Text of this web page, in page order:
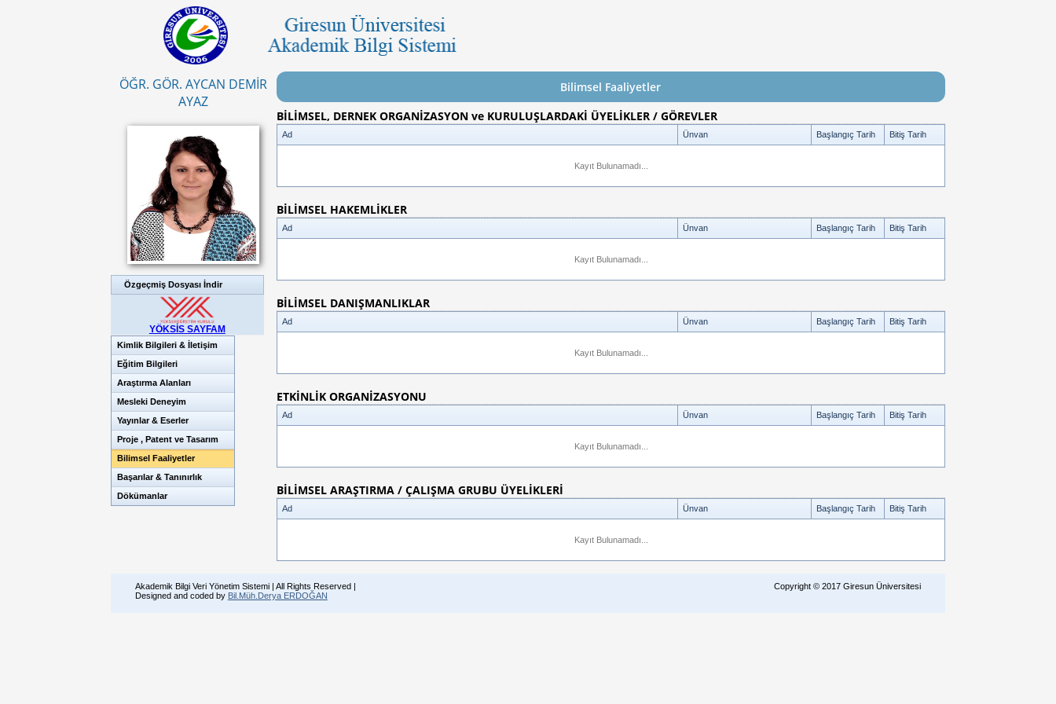
ÖĞR. GÖR. AYCAN DEMİR
AYAZ
Özgeçmiş Dosyası İndir
YÖKSİS SAYFAM
Kimlik Bilgileri & İletişim
Eğitim Bilgileri
Araştırma Alanları
Mesleki Deneyim
Yayınlar & Eserler
Proje , Patent ve Tasarım
Bilimsel Faaliyetler
Başarılar & Tanınırlık
Dökümanlar
Bilimsel Faaliyetler
BİLİMSEL, DERNEK ORGANİZASYON ve KURULUŞLARDAKİ ÜYELİKLER / GÖREVLER
Ad Ünvan Başlangıç Tarih Bitiş Tarih
Kayıt Bulunamadı...
BİLİMSEL HAKEMLİKLER
Ad Ünvan Başlangıç Tarih Bitiş Tarih
Kayıt Bulunamadı...
BİLİMSEL DANIŞMANLIKLAR
Ad Ünvan Başlangıç Tarih Bitiş Tarih
Kayıt Bulunamadı...
ETKİNLİK ORGANİZASYONU
Ad Ünvan Başlangıç Tarih Bitiş Tarih
Kayıt Bulunamadı...
BİLİMSEL ARAŞTIRMA / ÇALIŞMA GRUBU ÜYELİKLERİ
Ad Ünvan Başlangıç Tarih Bitiş Tarih
Kayıt Bulunamadı...
Akademik Bilgi Veri Yönetim Sistemi | All Rights Reserved |
Designed and coded by Bil.Müh.Derya ERDOĞAN
Copyright © 2017 Giresun Üniversitesi